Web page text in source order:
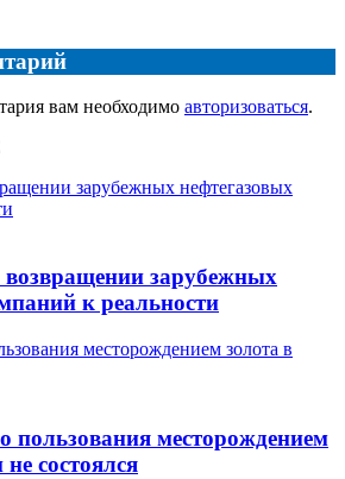
вам необходимо авторизоваться.
зарубежных нефтегазовых
зарубежных
к реальности
месторождением золота в
пользования месторождением
состоялся